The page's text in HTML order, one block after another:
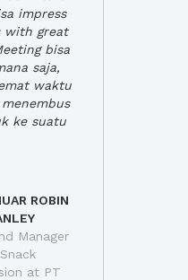
impress
with great
bisa
saja,
waktu
ke suatu
ROBIN
Manager
at PT